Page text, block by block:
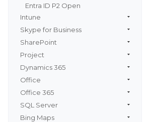
Entra ID P2 Open
Intune
Skype for Business
SharePoint
Project
Dynamics 365
Office
Office 365
SQL Server
Bing Maps